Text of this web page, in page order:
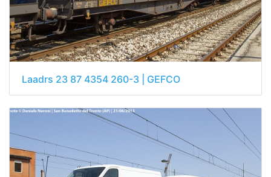
Laadrs 23 87 4354 260-3 | GEFCO